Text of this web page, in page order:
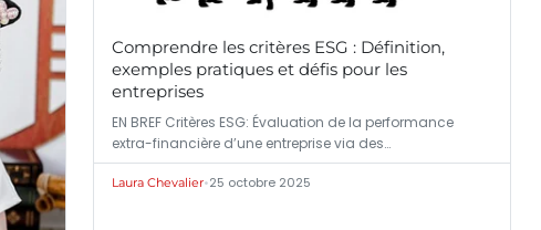
Comprendre les critères ESG : Définition,
exemples pratiques et défis pour les
entreprises
EN BREF Critères ESG: Évaluation de la performance
extra-financière d’une entreprise via des…
Laura Chevalier•25 octobre 2025